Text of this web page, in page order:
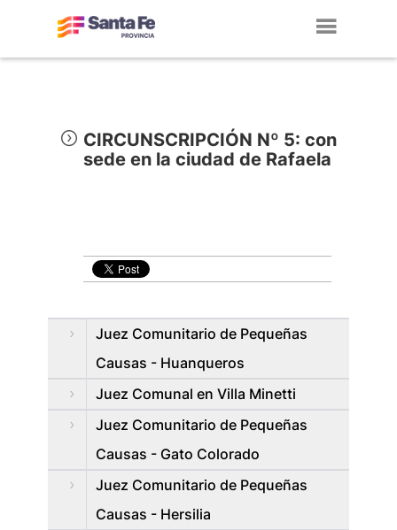
CIRCUNSCRIPCIÓN Nº 5: con
sede en la ciudad de Rafaela
Juez Comunitario de Pequeñas
Causas - Huanqueros
Juez Comunal en Villa Minetti
Juez Comunitario de Pequeñas
Causas - Gato Colorado
Juez Comunitario de Pequeñas
Causas - Hersilia